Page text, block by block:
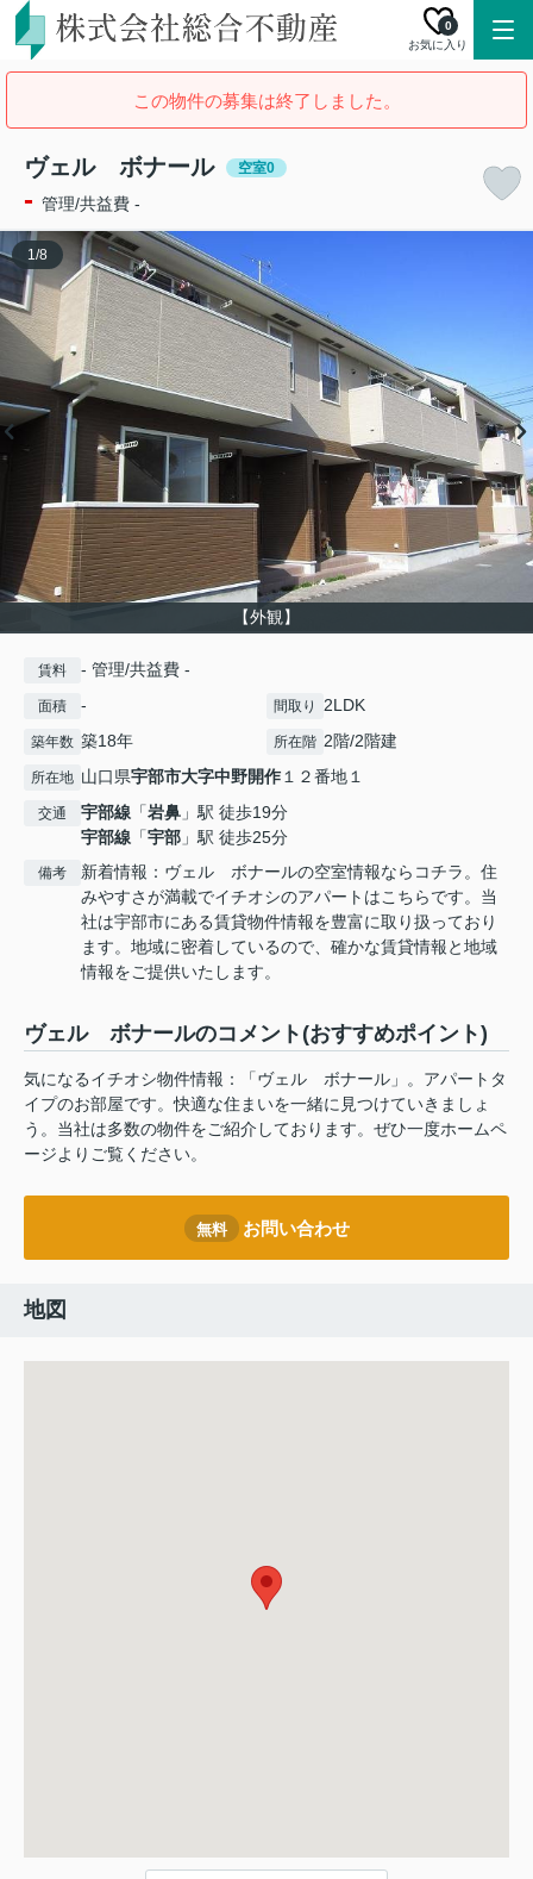
お気に入り
0
この物件の募集は終了しました。
ヴェル ボナール 空室0
- 管理/共益費 -
【外観】
1/8
賃料 - 管理/共益費 -
面積 - 間取り 2LDK
築年数 築18年 所在階 2階/2階建
所在地 山口県宇部市大字中野開作１２番地１
交通 宇部線 「岩鼻 」駅 徒歩19分
宇部線 「宇部 」駅 徒歩25分
備考
新着情報：ヴェル ボナールの空室情報ならコチラ。住
みやすさが満載でイチオシのアパートはこちらです。当
社は宇部市にある賃貸物件情報を豊富に取り扱っており
ます。地域に密着しているので、確かな賃貸情報と地域
情報をご提供いたします。
ヴェル ボナールのコメント(おすすめポイント)
気になるイチオシ物件情報：「ヴェル ボナール」。アパートタ
イプのお部屋です。快適な住まいを一緒に見つけていきましょ
う。当社は多数の物件をご紹介しております。ぜひ一度ホームペ
ージよりご覧ください。
無料 お問い合わせ
地図